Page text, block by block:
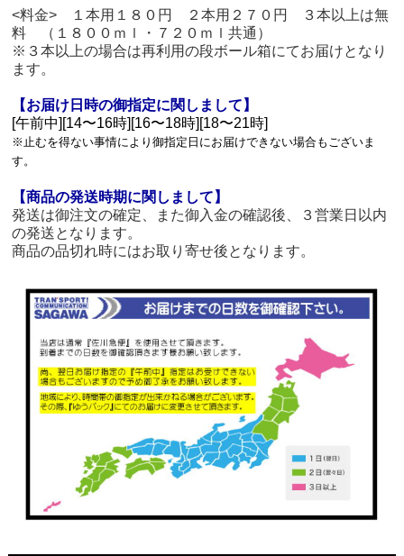
<料金> １本用１８０円 ２本用２７０円 ３本以上は無
料 （１８００ｍｌ・７２０ｍｌ共通）
※３本以上の場合は再利用の段ボール箱にてお届けとなり
ます。
【お届け日時の御指定に関しまして】
[午前中][14〜16時][16〜18時][18〜21時]
※止むを得ない事情により御指定日にお届けできない場合もございま
す。
【商品の発送時期に関しまして】
発送は御注文の確定、また御入金の確認後、３営業日以内
の発送となります。
商品の品切れ時にはお取り寄せ後となります。